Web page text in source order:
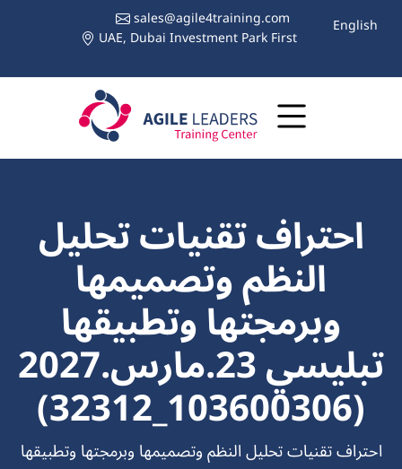
sales@agile4training.com
UAE, Dubai Investment Park First English
احتراف تقنيات تحليل
النظم وتصميمها
وبرمجتها وتطبيقها
تبليسي 23.مارس.2027
(103600306_32312)
احتراف تقنيات تحليل النظم وتصميمها وبرمجتها وتطبيقها